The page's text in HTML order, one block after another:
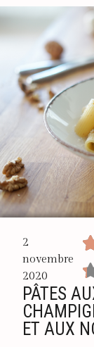
2
novembre
2020
PÂTES
ET AUX